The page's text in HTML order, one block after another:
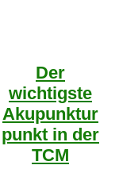
Der
wichtigste
Akupunktur
punkt in der
TCM